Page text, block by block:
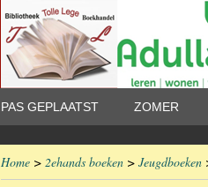
PAS GEPLAATST ZOMER
Home > 2ehands boeken > Jeugdboeken